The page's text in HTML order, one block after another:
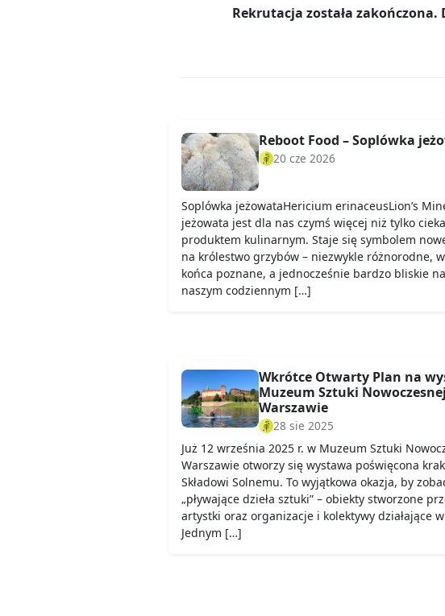
Rekrutacja została zakończona.
Reboot Food – Soplówka
20 cze 2026
Soplówka jeżowataHericium erinaceusLion’s
jeżowata jest dla nas czymś więcej niż tylko
produktem kulinarnym. Staje się symbolem
na królestwo grzybów – niezwykle różnorodne,
końca poznane, a jednocześnie bardzo bliskie
naszym codziennym […]
Wkrótce Otwarty Plan na
Muzeum Sztuki
Warszawie
28 sie 2025
Już 12 września 2025 r. w Muzeum Sztuki
Warszawie otworzy się wystawa poświęcona
Składowi Solnemu. To wyjątkowa okazja, by
„pływające dzieła sztuki” – obiekty stworzone
artystki oraz organizacje i kolektywy działające w
Jednym […]